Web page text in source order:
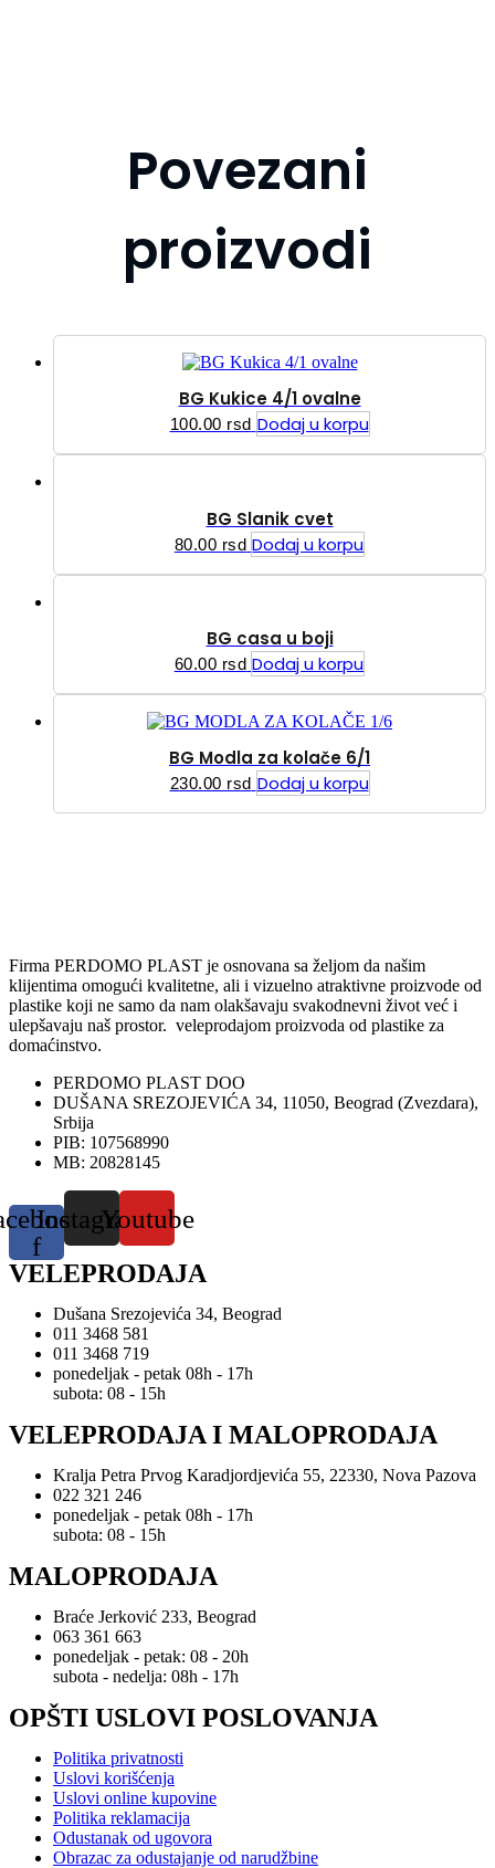
Povezani
proizvodi
BG Kukice 4/1 ovalne
100.00 rsd Dodaj u korpu
BG Slanik cvet
80.00 rsd Dodaj u korpu
BG casa u boji
60.00 rsd Dodaj u korpu
BG Modla za kolače 6/1
230.00 rsd Dodaj u korpu
Firma PERDOMO PLAST je osnovana sa željom da našim
klijentima omogući kvalitetne, ali i vizuelno atraktivne proizvode od
plastike koji ne samo da nam olakšavaju svakodnevni život već i
ulepšavaju naš prostor. veleprodajom proizvoda od plastike za
domaćinstvo.
PERDOMO PLAST DOO
DUŠANA SREZOJEVIĆA 34, 11050, Beograd (Zvezdara),
Srbija
PIB: 107568990
MB: 20828145
f
InstagramYoutube
VELEPRODAJA
Dušana Srezojevića 34, Beograd
011 3468 581
011 3468 719
ponedeljak - petak 08h - 17h
subota: 08 - 15h
VELEPRODAJA I MALOPRODAJA
Kralja Petra Prvog Karadjordjevića 55, 22330, Nova Pazova
022 321 246
ponedeljak - petak 08h - 17h
subota: 08 - 15h
MALOPRODAJA
Braće Jerković 233, Beograd
063 361 663
ponedeljak - petak: 08 - 20h
subota - nedelja: 08h - 17h
OPŠTI USLOVI POSLOVANJA
Politika privatnosti
Uslovi korišćenja
Uslovi online kupovine
Politika reklamacija
Odustanak od ugovora
Obrazac za odustajanje od narudžbine